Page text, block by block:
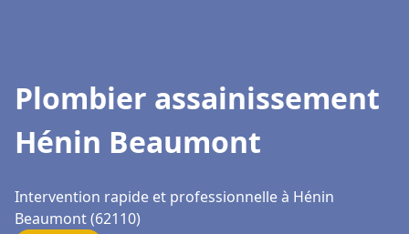
Plombier assainissement
Hénin Beaumont
Intervention rapide et professionnelle à Hénin
Beaumont (62110)